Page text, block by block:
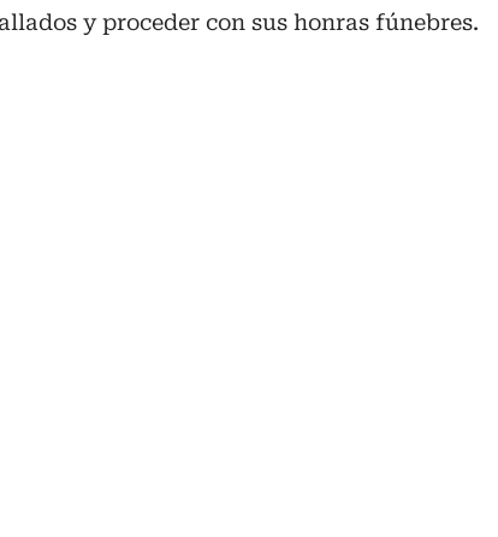
y proceder con sus honras fúnebres.